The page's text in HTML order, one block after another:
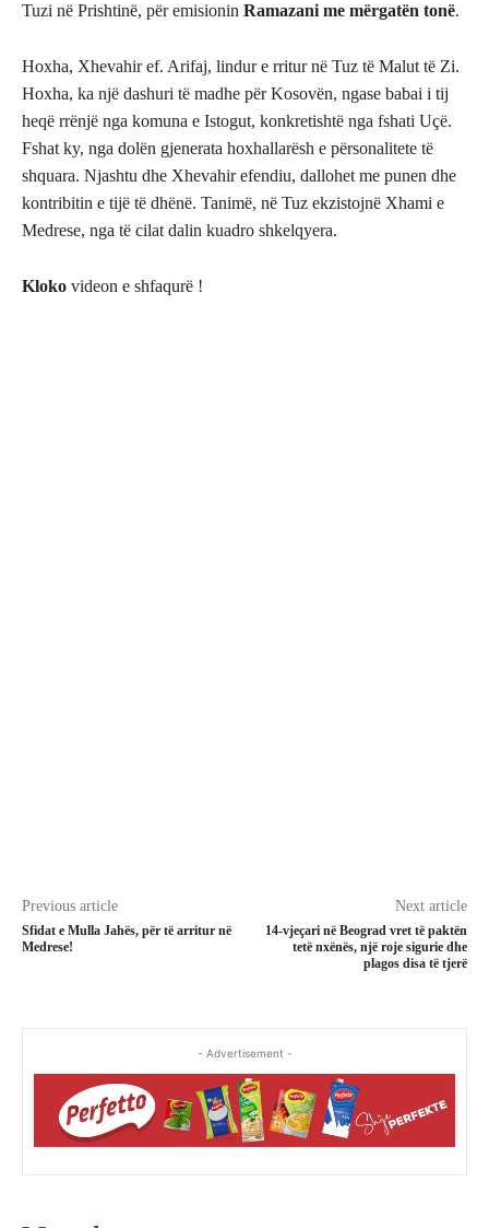
Tuzi në Prishtinë, për emisionin Ramazani me mërgatën tonë.
Hoxha, Xhevahir ef. Arifaj, lindur e rritur në Tuz të Malut të Zi.
Hoxha, ka një dashuri të madhe për Kosovën, ngase babai i tij
heqë rrënjë nga komuna e Istogut, konkretishtë nga fshati Uçë.
Fshat ky, nga dolën gjenerata hoxhallarësh e përsonalitete të
shquara. Njashtu dhe Xhevahir efendiu, dallohet me punen dhe
kontribitin e tijë të dhënë. Tanimë, në Tuz ekzistojnë Xhami e
Medrese, nga të cilat dalin kuadro shkelqyera.
Kloko videon e shfaqurë !
Previous article
Sfidat e Mulla Jahës, për të arritur në
Medrese!
Next article
14-vjeçari në Beograd vret të paktën
tetë nxënës, një roje sigurie dhe
plagos disa të tjerë
- Advertisement -